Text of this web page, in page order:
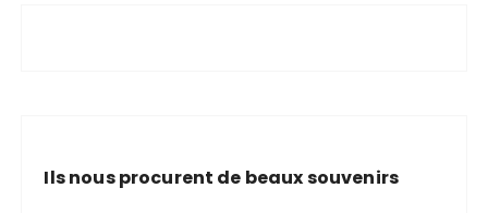
Ils nous procurent de beaux souvenirs